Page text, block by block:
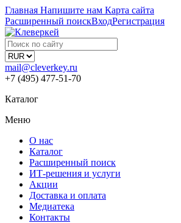
Главная Напишите нам Карта сайта
Расширенный поискВходРегистрация
mail@cleverkey.ru
+7 (495) 477-51-70
Каталог
Меню
О нас
Каталог
Расширенный поиск
ИТ-решения и услуги
Акции
Доставка и оплата
Медиатека
Контакты